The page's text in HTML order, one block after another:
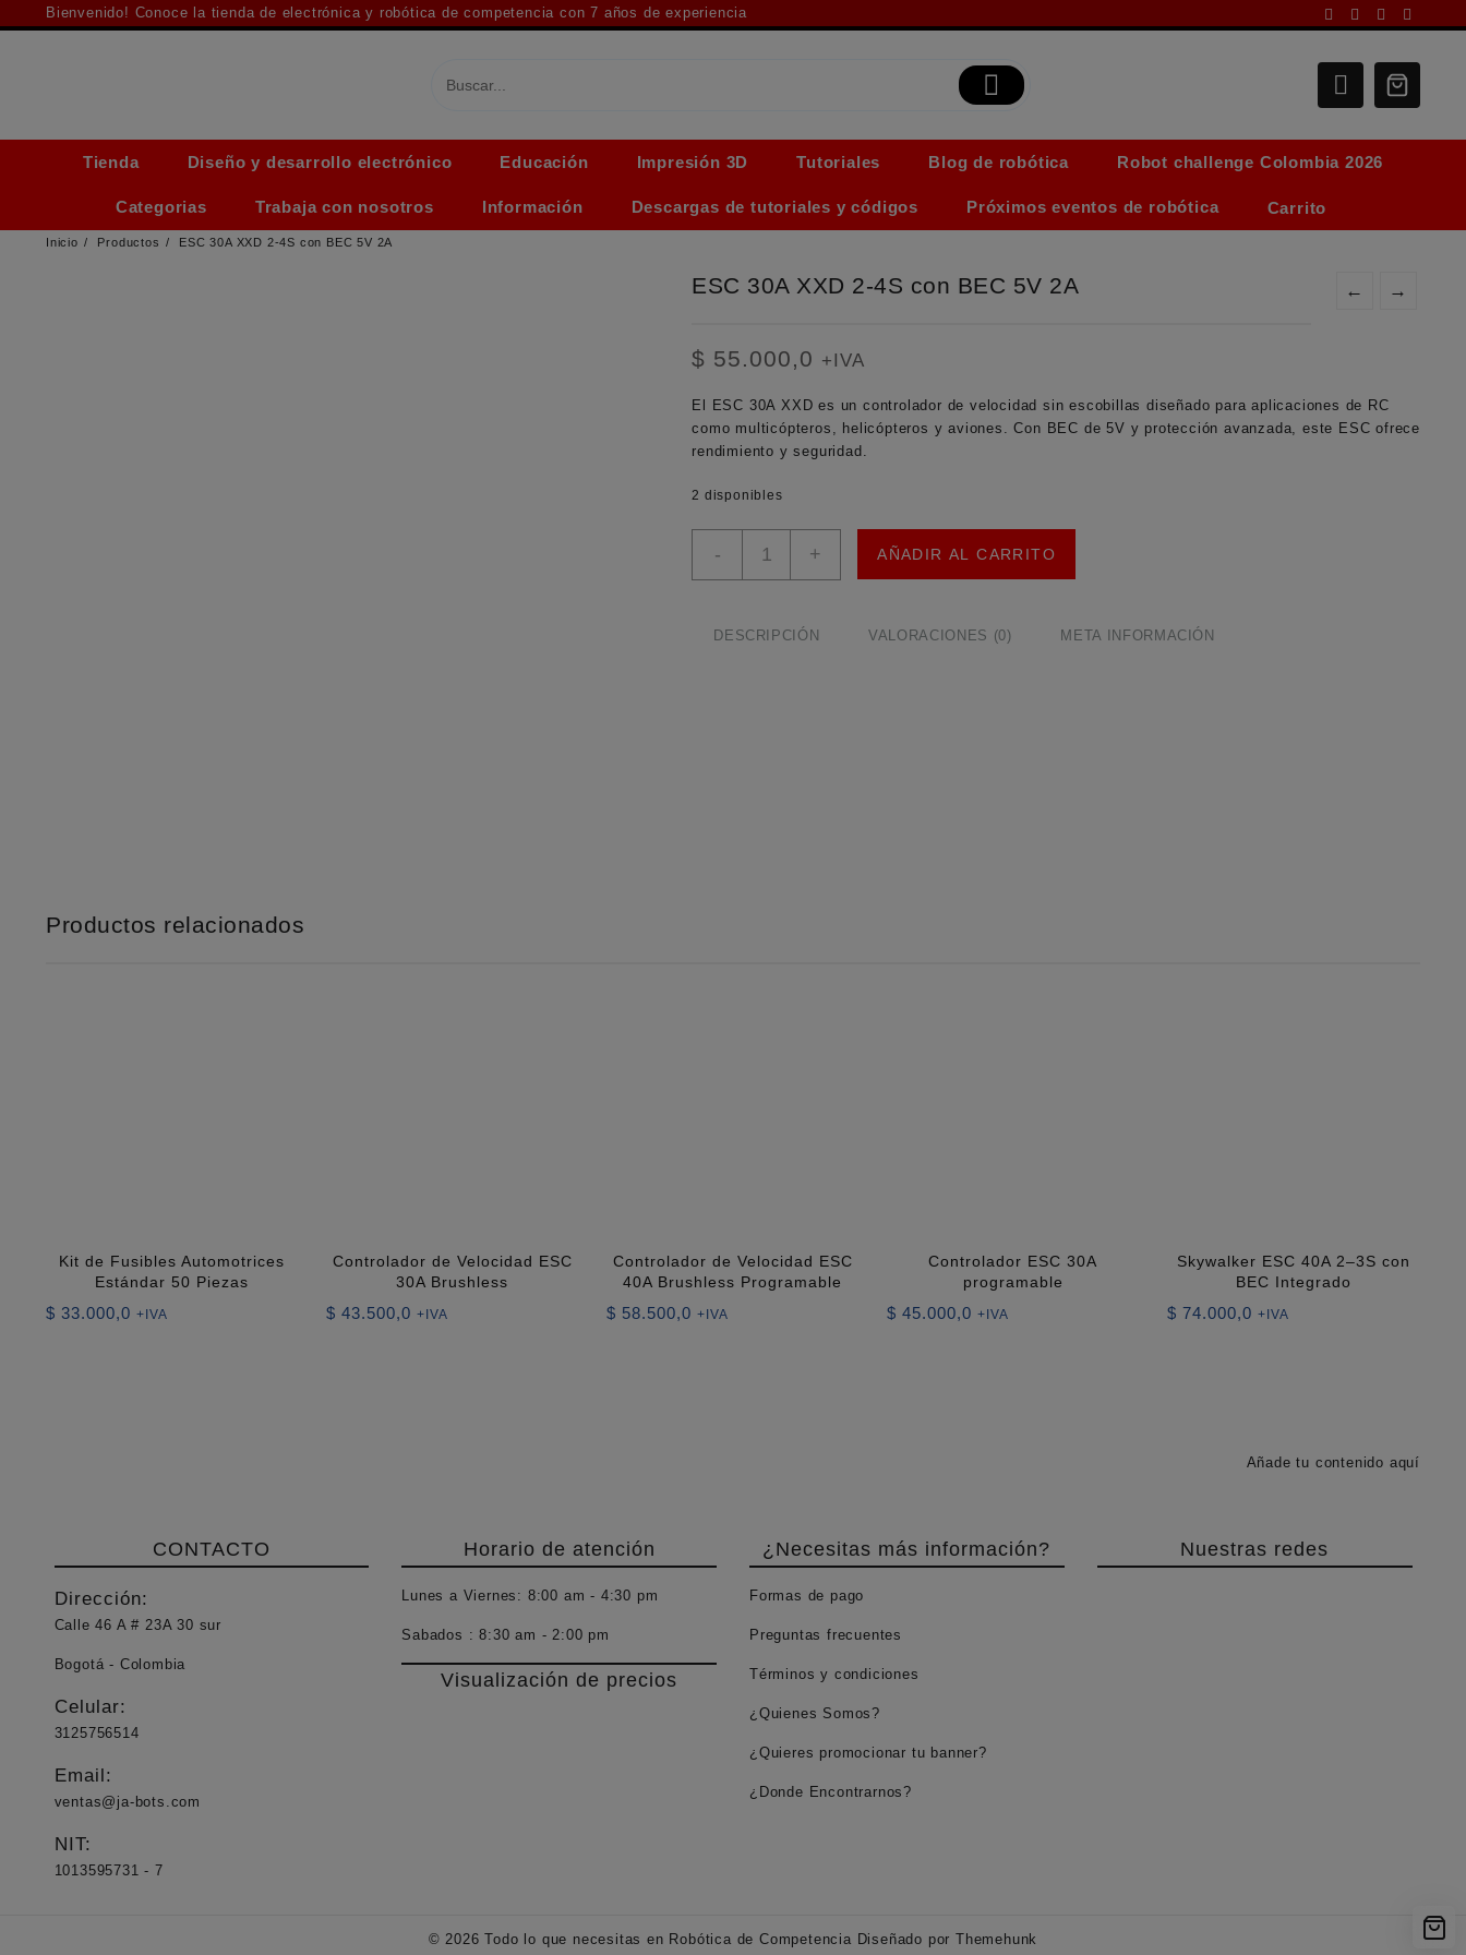
al
Bienvenido! Conoce la tienda de electrónica y robótica de competencia con 7 años de experiencia
Tienda Diseño y desarrollo electrónico Educación Impresión 3D Tutoriales Blog de robótica Robot challenge Colombia 2026
Categorias Trabaja con nosotros Información Descargas de tutoriales y códigos Próximos eventos de robótica Carrito
Inicio Productos ESC 30A XXD 2-4S con BEC 5V 2A
← →
ESC 30A XXD 2-4S con BEC 5V 2A
$ 55.000,0 +IVA
El ESC 30A XXD es un controlador de velocidad sin escobillas diseñado para aplicaciones de RC
como multicópteros, helicópteros y aviones. Con BEC de 5V y protección avanzada, este ESC ofrece
rendimiento y seguridad.
2 disponibles
-
30A
4S
+ AÑADIR AL CARRITO
DESCRIPCIÓN VALORACIONES (0) META INFORMACIÓN
Productos relacionados
Kit de Fusibles Automotrices
Estándar 50 Piezas
$ 33.000,0 +IVA
Controlador de Velocidad ESC
30A Brushless
$ 43.500,0 +IVA
Controlador de Velocidad ESC
40A Brushless Programable
$ 58.500,0 +IVA
Controlador ESC 30A
programable
$ 45.000,0 +IVA
Skywalker ESC 40A 2–3S con
BEC Integrado
$ 74.000,0 +IVA
Añade tu contenido aquí
CONTACTO
Dirección:
Calle 46 A # 23A 30 sur
Bogotá - Colombia
Celular:
3125756514
Email:
ventas@ja-bots.com
NIT:
1013595731 - 7
Horario de atención
Lunes a Viernes: 8:00 am - 4:30 pm
Sabados :8:30 am - 2:00 pm
Visualización de precios
¿Necesitas más información?
Formas de pago
Preguntas frecuentes
Términos y condiciones
¿Quienes Somos?
¿Quieres promocionar tu banner?
¿Donde Encontrarnos?
Nuestras redes
© 2026Todo lo que necesitas en Robótica de Competencia Diseñado por Themehunk